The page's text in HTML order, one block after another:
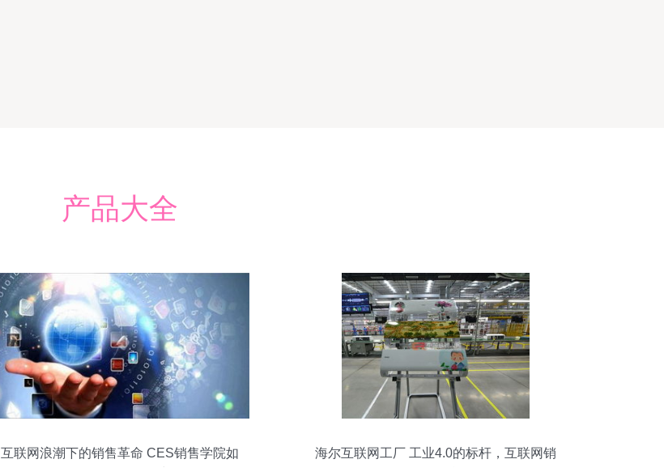
产品大全
互联网浪潮下的销售革命 CES销售学院如
海尔互联网工厂 工业4.0的标杆，互联网销